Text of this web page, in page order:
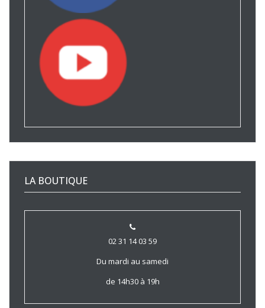
LA BOUTIQUE
02 31 14 03 59
Du mardi au samedi
de 14h30 à 19h